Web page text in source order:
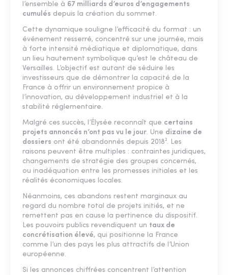
l’ensemble à 67 milliards d’euros d’engagements
cumulés depuis la création du sommet.
Cette dynamique souligne l’efficacité du format : un
événement resserré, concentré sur une journée, mais
à forte intensité médiatique et diplomatique, dans
un lieu hautement symbolique qu’est le château de
Versailles. L’objectif est autant de séduire les
investisseurs que de démontrer la capacité de la
France à offrir un environnement propice à
l’innovation, au développement industriel et à la
stabilité réglementaire.
Malgré ces succès, l’Élysée reconnaît que certains
projets annoncés n’ont pas vu le jour. Une dizaine de
dossiers ont été abandonnés depuis 2018². Les
raisons peuvent être multiples : contraintes juridiques,
changements de stratégie des groupes concernés,
ou inadéquation entre les promesses initiales et les
réalités économiques locales.
Néanmoins, ces abandons restent marginaux au
regard du nombre total de projets initiés, et ne
remettent pas en cause la pertinence du dispositif.
Les pouvoirs publics revendiquent un taux de
concrétisation élevé, qui positionne la France
comme l’un des pays les plus attractifs de l’Union
européenne.
Si les annonces chiffrées concentrent l’attention